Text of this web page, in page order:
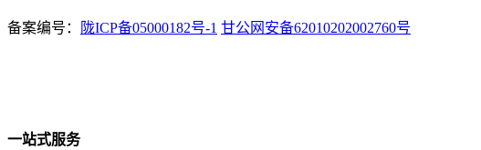
备案编号： 陇ICP备05000182号-1 甘公网安备62010202002760号
一站式服务